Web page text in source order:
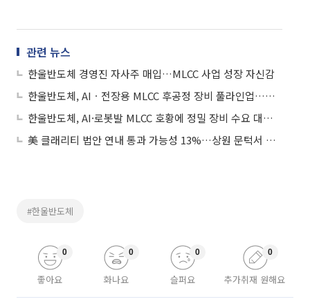
관련 뉴스
한울반도체 경영진 자사주 매입…MLCC 사업 성장 자신감
한울반도체, AIㆍ전장용 MLCC 후공정 장비 풀라인업…본업 회복 등 기업가치 제고 추진
한울반도체, AI·로봇발 MLCC 호황에 정밀 장비 수요 대응…사업 다각화 속도
美 클래리티 법안 연내 통과 가능성 13%…상원 문턱서 제동
#한울반도체
좋아요
0
화나요
0
슬퍼요
0
추가취재 원해요
0